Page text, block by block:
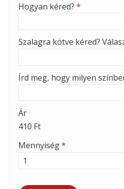
Hogyan kéred? *
Szalagra kötve kéred?
Írd meg, hogy milyen
Ár
410 Ft
Mennyiség*